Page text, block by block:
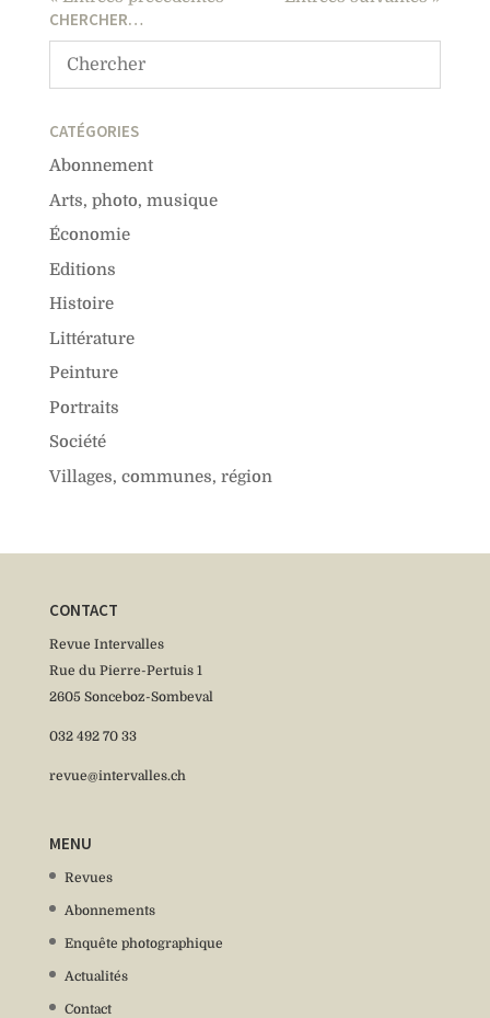
CHERCHER…
CATÉGORIES
Abonnement
Arts, photo, musique
Économie
Editions
Histoire
Littérature
Peinture
Portraits
Société
Villages, communes, région
CONTACT
Revue Intervalles
Rue du Pierre-Pertuis 1
2605 Sonceboz-Sombeval
032 492 70 33
revue@intervalles.ch
MENU
Revues
Abonnements
Enquête photographique
Actualités
Contact